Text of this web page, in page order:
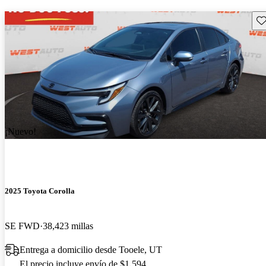
¡Nuevo!
2025 Toyota Corolla
SE FWD 38,423 millas
Entrega a domicilio desde Tooele, UT